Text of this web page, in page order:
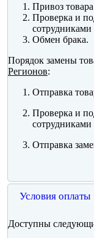
Привоз
Проверка и
сотрудниками
Обмен брака.
Порядок замены
Регионов:
Отправка
Проверка и
сотрудниками
Отправка
Условия оплаты
Доступны